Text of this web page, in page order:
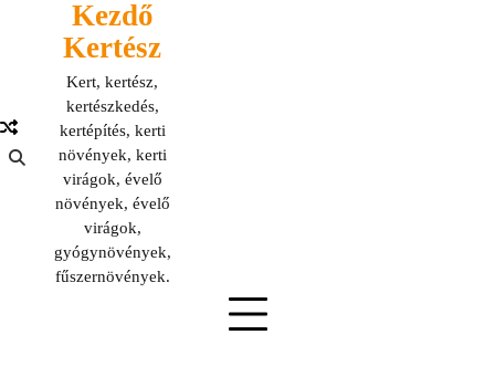
Kezdő
Kertész
Kert, kertész,
kertészkedés,
kertépítés, kerti
növények, kerti
virágok, évelő
növények, évelő
virágok,
gyógynövények,
fűszernövények.